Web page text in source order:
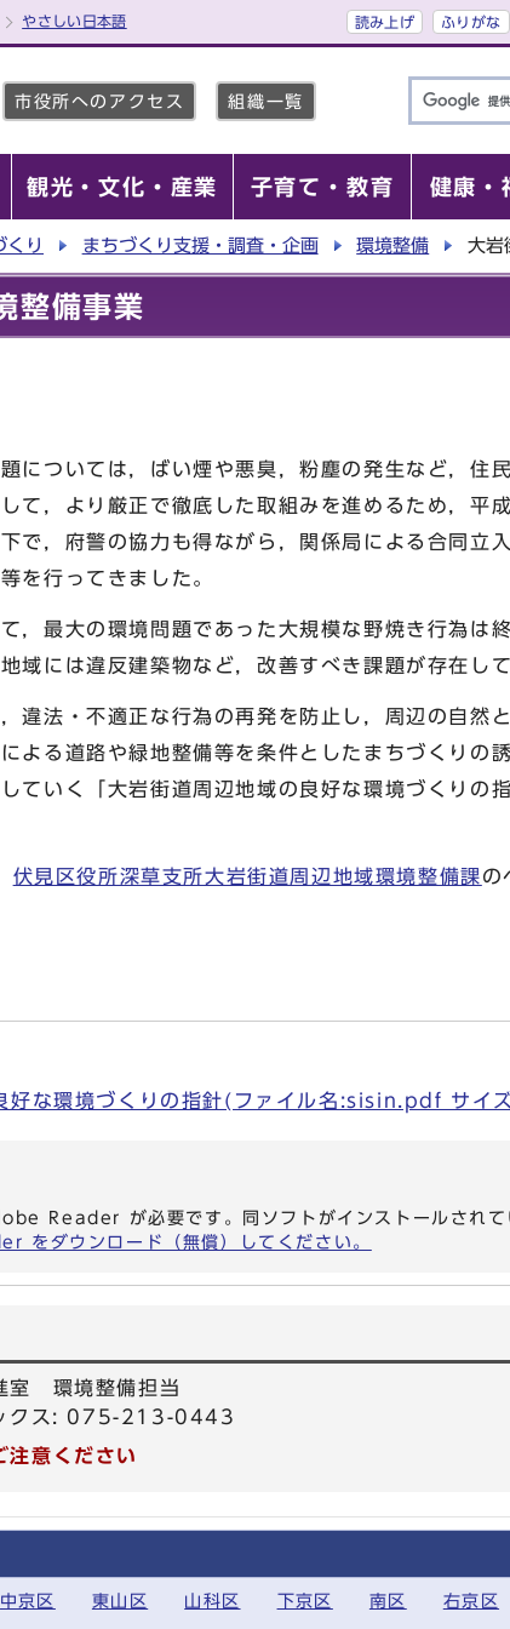
やさしい日本語 読み上げ ふりがな
市役所へのアクセス 組織一覧
観光・文化・産業 子育て・教育 健康・
くり まちづくり支援・調査・企画 環境整備 大岩
整備事業
については，ばい煙や悪臭，粉塵の発生など，住
て，より厳正で徹底した取組みを進めるため，平
で，府警の協力も得ながら，関係局による合同立
を行ってきました。
，最大の環境問題であった大規模な野焼き行為は
域には違反建築物など，改善すべき課題が存在して
違法・不適正な行為の再発を防止し，周辺の自然
よる道路や緑地整備等を条件としたまちづくりの
ていく「大岩街道周辺地域の良好な環境づくりの
伏見区役所深草支所大岩街道周辺地域環境整備課の
好な環境づくりの指針(ファイル名:sisin.pdf サイ
Reader が必要です。同ソフトがインストールされて
をダウンロード（無償）してください。
室 環境整備担当
クス: 075-213-0443
注意ください
中京区 東山区 山科区 下京区 南区 右京区